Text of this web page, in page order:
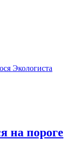
Экологиста
на пороге